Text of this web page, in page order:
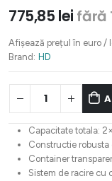
775,85 lei fără
Afișează prețul în euro /
Brand: HD
Capacitate totala:
Constructie robusta
Container
Sistem de racire cu